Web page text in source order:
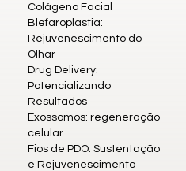
Colágeno Facial
Blefaroplastia:
Rejuvenescimento do
Olhar
Drug Delivery:
Potencializando
Resultados
Exossomos: regeneração
celular
Fios de PDO: Sustentação
e Rejuvenescimento